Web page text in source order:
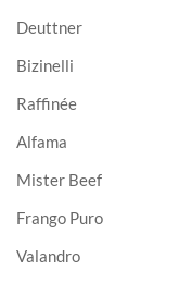
Deuttner
Bizinelli
Raffinée
Alfama
Mister Beef
Frango Puro
Valandro